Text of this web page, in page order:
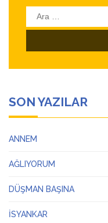
Arama:
SON YAZILAR
ANNEM
AĞLIYORUM
DÜŞMAN BAŞINA
İSYANKAR